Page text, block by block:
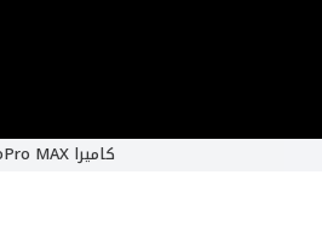
كاميرا GoPro MAX